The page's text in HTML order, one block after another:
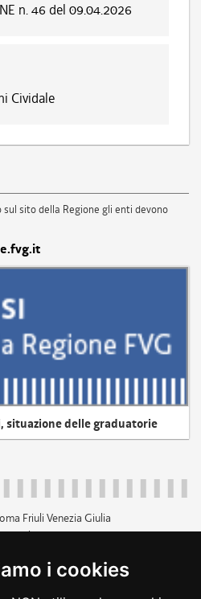
i cookies
n. 46 del 09.04.2026
Cividale
sul sito della Regione gli enti devono
situazione delle graduatorie
Friuli Venezia Giulia
p.iva 00526040324
3771111